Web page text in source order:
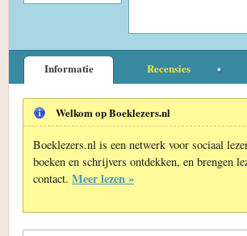
Informatie Recensies
Welkom op Boeklezers.nl
Boeklezers.nl is een netwerk voor sociaal
boeken en schrijvers ontdekken, en brengen
contact. Meer lezen »